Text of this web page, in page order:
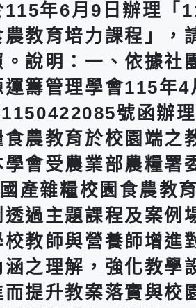
115年6月9日辦理「
教育培力課程」，
。說明：一、依據社
運籌管理學會115年
號函辦
食農教育於校園端之
學會受農業部農糧署
國產雜糧校園食農教
過主題課程及案例
校教師與營養師增進
涵之理解，強化教學
而提升教案落實與校